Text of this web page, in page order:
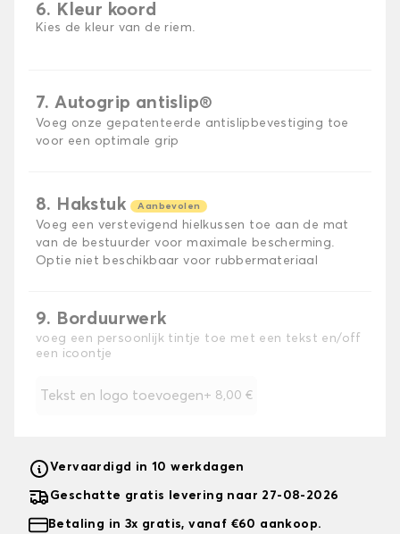
6. Kleur koord
Kies de kleur van de riem.
7. Autogrip antislip®
Voeg onze gepatenteerde antislipbevestiging toe
voor een optimale grip
8. Hakstuk Aanbevolen
Voeg een verstevigend hielkussen toe aan de mat
van de bestuurder voor maximale bescherming.
Optie niet beschikbaar voor rubbermateriaal
9. Borduurwerk
voeg een persoonlijk tintje toe met een tekst en/off
een icoontje
Tekst en logo toevoegen+ 8,00 €
Vervaardigd in 10 werkdagen
Geschatte gratis levering naar 27-08-2026
Betaling in 3x gratis, vanaf €60 aankoop.